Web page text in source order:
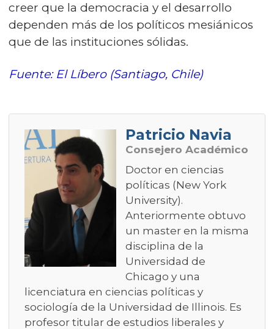
creer que la democracia y el desarrollo
dependen más de los políticos mesiánicos
que de las instituciones sólidas.
Fuente: El Líbero (Santiago, Chile)
Patricio Navia
Consejero Académico
Doctor en ciencias
políticas (New York
University).
Anteriormente obtuvo
un master en la misma
disciplina de la
Universidad de
Chicago y una
licenciatura en ciencias políticas y
sociología de la Universidad de Illinois. Es
profesor titular de estudios liberales y